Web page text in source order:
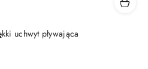
uchwyt pływająca